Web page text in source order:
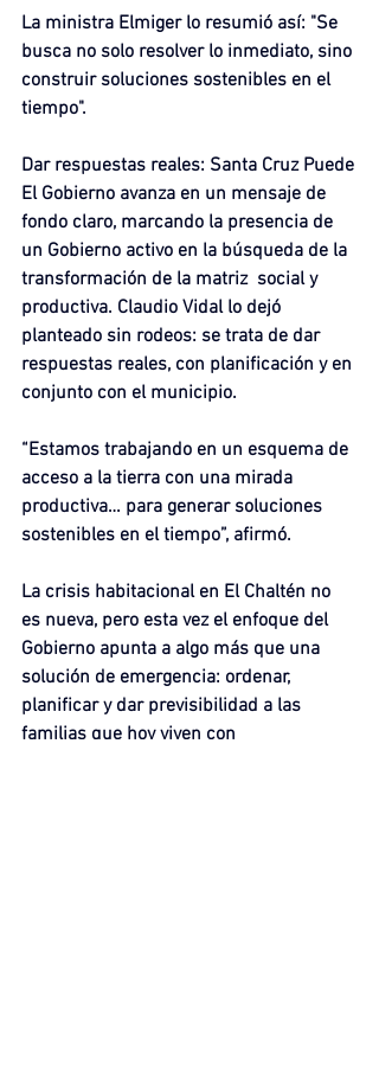
La ministra Elmiger lo resumió así: "Se
busca no solo resolver lo inmediato, sino
construir soluciones sostenibles en el
tiempo".
Dar respuestas reales: Santa Cruz Puede
El Gobierno avanza en un mensaje de
fondo claro, marcando la presencia de
un Gobierno activo en la búsqueda de la
transformación de la matriz  social y
productiva. Claudio Vidal lo dejó
planteado sin rodeos: se trata de dar
respuestas reales, con planificación y en
conjunto con el municipio.
“Estamos trabajando en un esquema de
acceso a la tierra con una mirada
productiva… para generar soluciones
sostenibles en el tiempo”, afirmó.
La crisis habitacional en El Chaltén no
es nueva, pero esta vez el enfoque del
Gobierno apunta a algo más que una
solución de emergencia: ordenar,
planificar y dar previsibilidad a las
familias que hoy viven con